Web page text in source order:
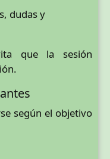
dudas y
que la sesión
según el objetivo